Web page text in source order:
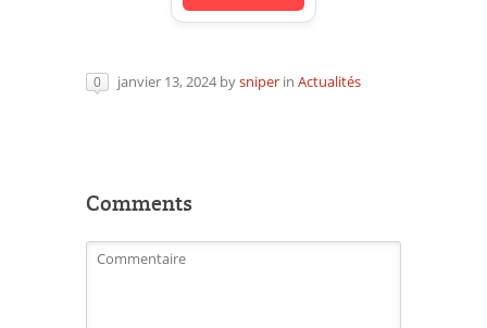
0 janvier 13, 2024 bysniper in Actualités
Comments